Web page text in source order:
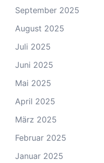
September 2025
August 2025
Juli 2025
Juni 2025
Mai 2025
April 2025
März 2025
Februar 2025
Januar 2025